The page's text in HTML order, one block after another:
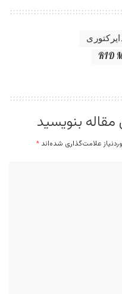
مقاله بنویسید
علامت‌گذاری شده‌اند *